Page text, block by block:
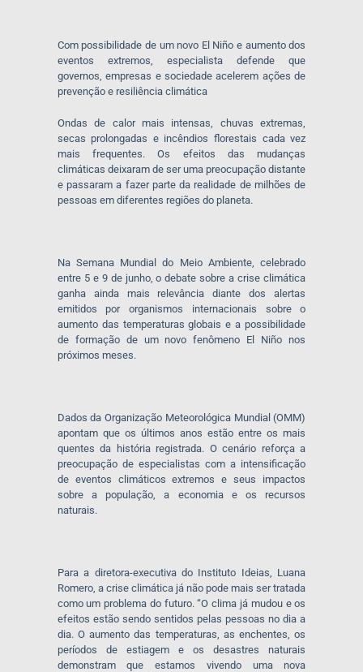
Com possibilidade de um novo El Niño e aumento dos
eventos extremos, especialista defende que
governos, empresas e sociedade acelerem ações de
prevenção e resiliência climática
Ondas de calor mais intensas, chuvas extremas,
secas prolongadas e incêndios florestais cada vez
mais frequentes. Os efeitos das mudanças
climáticas deixaram de ser uma preocupação distante
e passaram a fazer parte da realidade de milhões de
pessoas em diferentes regiões do planeta.
Na Semana Mundial do Meio Ambiente, celebrado
entre 5 e 9 de junho, o debate sobre a crise climática
ganha ainda mais relevância diante dos alertas
emitidos por organismos internacionais sobre o
aumento das temperaturas globais e a possibilidade
de formação de um novo fenômeno El Niño nos
próximos meses.
Dados da Organização Meteorológica Mundial (OMM)
apontam que os últimos anos estão entre os mais
quentes da história registrada. O cenário reforça a
preocupação de especialistas com a intensificação
de eventos climáticos extremos e seus impactos
sobre a população, a economia e os recursos
naturais.
Para a diretora-executiva do Instituto Ideias, Luana
Romero, a crise climática já não pode mais ser tratada
como um problema do futuro. “O clima já mudou e os
efeitos estão sendo sentidos pelas pessoas no dia a
dia. O aumento das temperaturas, as enchentes, os
períodos de estiagem e os desastres naturais
demonstram que estamos vivendo uma nova